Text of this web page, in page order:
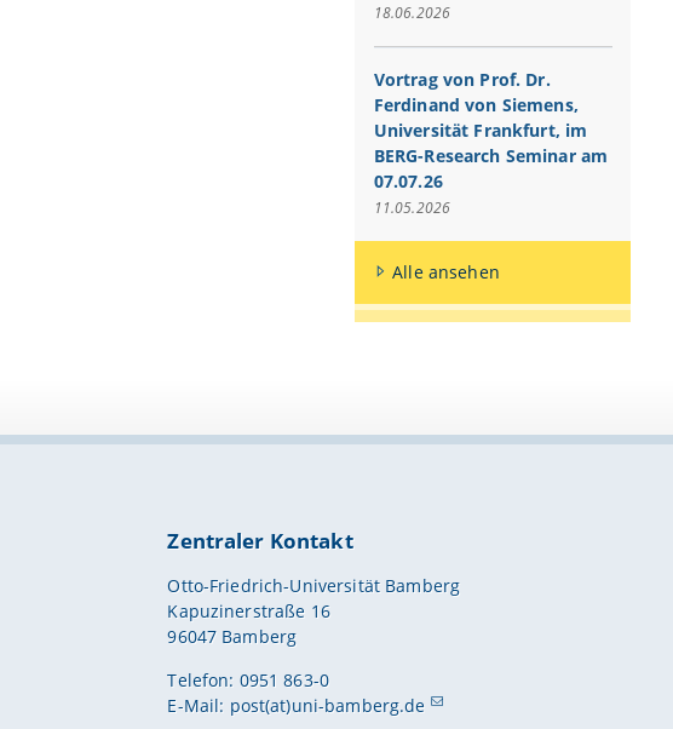
18.06.2026
Vortrag von Prof. Dr.
Ferdinand von Siemens,
Universität Frankfurt, im
BERG-Research Seminar am
07.07.26
11.05.2026
Alle ansehen
Zentraler Kontakt
Otto-Friedrich-Universität Bamberg
Kapuzinerstraße 16
96047 Bamberg
Telefon: 0951 863-0
E-Mail: post(at)uni-bamberg.de